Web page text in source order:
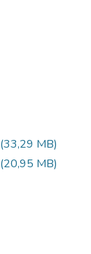
(33,29 MB)
(20,95 MB)